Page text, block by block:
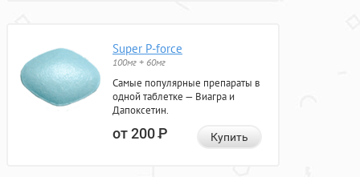
Super P-force
100мг + 60мг
Самые популярные препараты в
одной таблетке — Виагра и
Дапоксетин.
от 200Р Купить